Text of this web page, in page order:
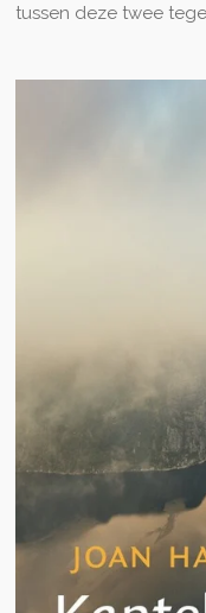
tussen deze twee